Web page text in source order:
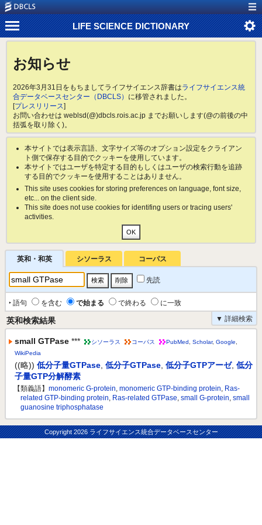
LIFE SCIENCE DICTIONARY
お知らせ
2026年3月31日をもちましてライフサイエンス辞書はライフサイエンス統
合データベースセンター（DBCLS） に移管されました。
[プレスリリース]
お問い合わせは weblsd(@)dbcls.rois.ac.jp までお願いします(@の前後の中
括弧を取り除く)。
本サイトでは表示言語、文字サイズ等のオプション設定をクライアン
ト側で保存する目的でクッキーを使用しています。
本サイトではユーザを特定する目的もしくはユーザの検索行動を追跡
する目的でクッキーを使用することはありません。
This site uses cookies for storing preferences on language, font size,
etc... on the client side.
This site does not use cookies for identifing users or tracing users'
activities.
英和・和英 シソーラス コーパス
先読
‣ 語句 を含む で始まる で終わる
に一致
▼ 詳細検索
英和検索結果
small GTPase *** シソーラス コーパス PubMed Scholar, Google
WikiPedia
((略)) 低分子量GTPase 低分子GTPase 低分子GTPアーゼ, 低分
子量GTP分解酵素
【類義語】 monomeric G-protein, monomeric GTP-binding protein, Ras-
related GTP-binding protein, Ras-related GTPase, small G-protein, small
guanosine triphosphatase
Copyright2026 ライフサイエンス統合データベースセンター